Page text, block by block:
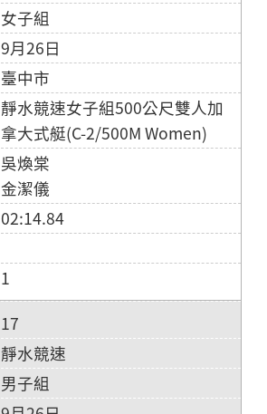
女子組
9月26日
臺中市
靜水競速女子組500公尺雙人加
拿大式艇(C-2/500M Women)
吳煥棠
金潔儀
02:14.84
1
17
靜水競速
男子組